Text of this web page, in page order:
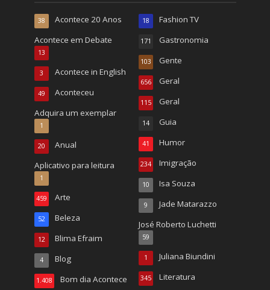
Acontece 20 Anos
38
Acontece em Debate
13
Acontece in English
3
Aconteceu
49
Adquira um exemplar
1
Anual
20
Aplicativo para leitura
1
Arte
459
Beleza
52
Blima Efraim
12
Blog
4
Bom dia Acontece
1.408
Fashion TV
18
Gastronomia
171
Gente
103
Geral
656
Geral
115
Guia
14
Humor
41
Imigração
234
Isa Souza
10
Jade Matarazzo
9
José Roberto Luchetti
59
Juliana Biundini
1
Literatura
345